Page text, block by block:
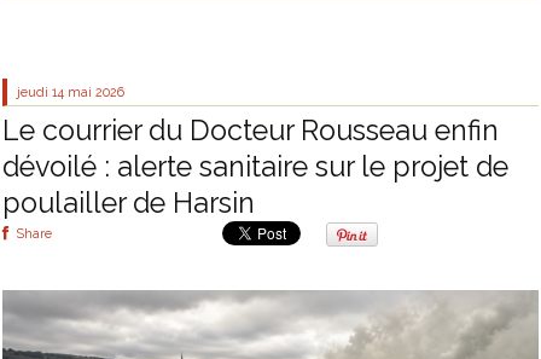
jeudi 14 mai 2026
Le courrier du Docteur Rousseau enfin
dévoilé : alerte sanitaire sur le projet de
poulailler de Harsin
Share